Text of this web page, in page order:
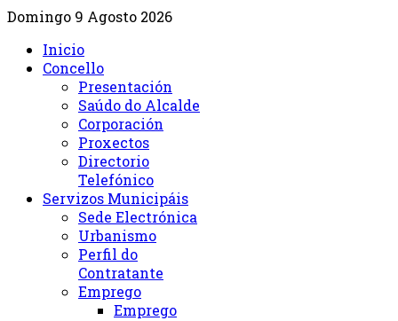
Domingo 9 Agosto 2026
Inicio
Concello
Presentación
Saúdo do Alcalde
Corporación
Proxectos
Directorio
Telefónico
Servizos Municipáis
Sede Electrónica
Urbanismo
Perfil do
Contratante
Emprego
Emprego